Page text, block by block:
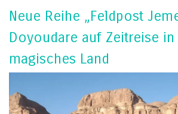
Neue Reihe „Feldpost
Doyoudare auf Zeitreise in
magisches Land